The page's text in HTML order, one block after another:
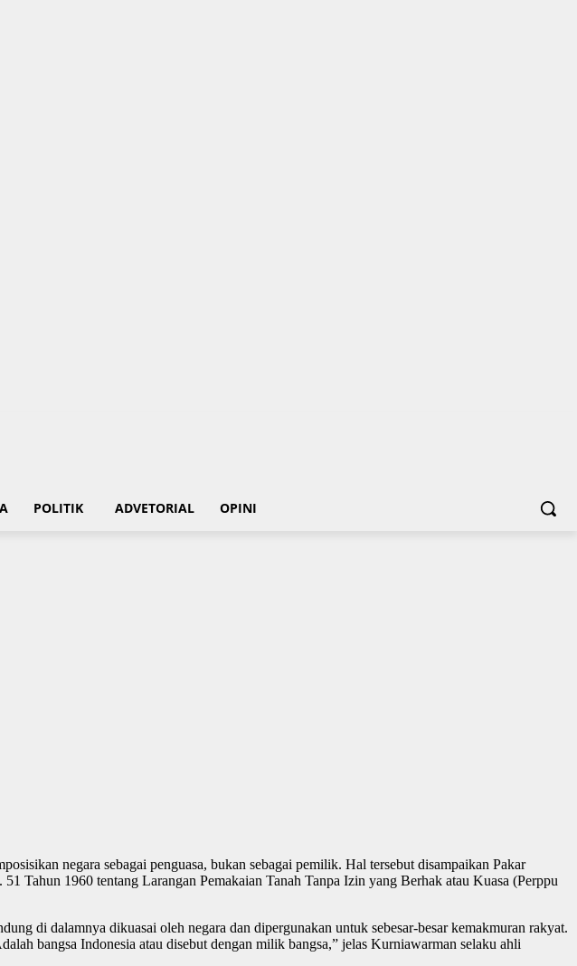
POLITIK ADVETORIAL OPINI
negara sebagai penguasa, bukan sebagai pemilik. Hal tersebut disampaikan Pakar
Tahun 1960 tentang Larangan Pemakaian Tanah Tanpa Izin yang Berhak atau Kuasa (Perppu
di dalamnya dikuasai oleh negara dan dipergunakan untuk sebesar-besar kemakmuran rakyat.
bangsa Indonesia atau disebut dengan milik bangsa,” jelas Kurniawarman selaku ahli